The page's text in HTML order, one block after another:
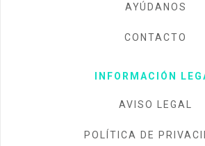
AYÚDANOS
CONTACTO
INFORMACIÓN
AVISO LEGAL
POLÍTICA DE